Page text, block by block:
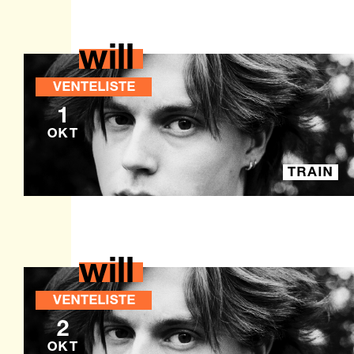
VENTELISTE
1
OKT
will
TRAIN
VENTELISTE
2
OKT
will